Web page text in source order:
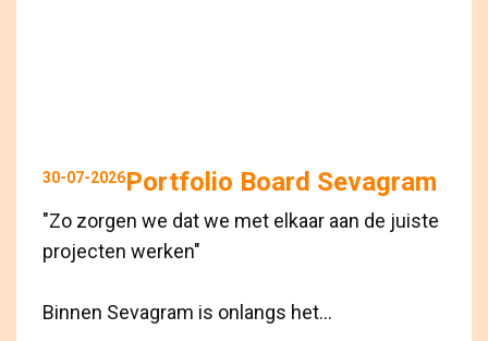
30-07-2026Portfolio Board Sevagram
"Zo zorgen we dat we met elkaar aan de juiste
projecten werken"
Binnen Sevagram is onlangs het...